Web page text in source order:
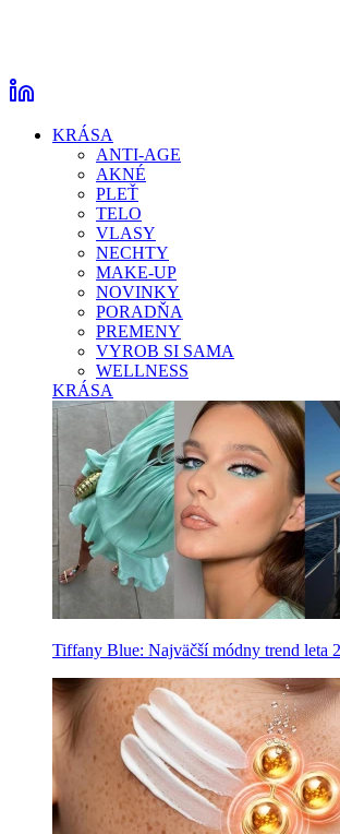
KRÁSA
ANTI-AGE
AKNÉ
PLEŤ
TELO
VLASY
NECHTY
MAKE-UP
NOVINKY
PORADŇA
PREMENY
VYROB SI SAMA
WELLNESS
KRÁSA
Tiffany Blue: Najväčší módny trend leta